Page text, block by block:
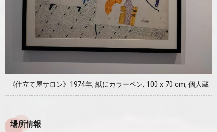
《仕立て屋サロン》1974年, 紙にカラーペン, 100 x 70 cm, 個人蔵
場所情報